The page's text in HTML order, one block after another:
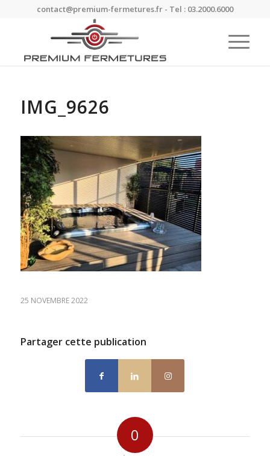
contact@premium-fermetures.fr - Tel : 03.2000.6000
IMG_9626
25 NOVEMBRE 2022
Partager cette publication
0